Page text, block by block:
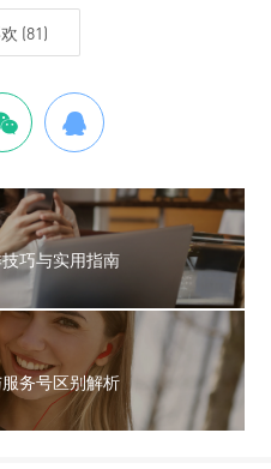
(81)
巧与实用指南
务号区别解析